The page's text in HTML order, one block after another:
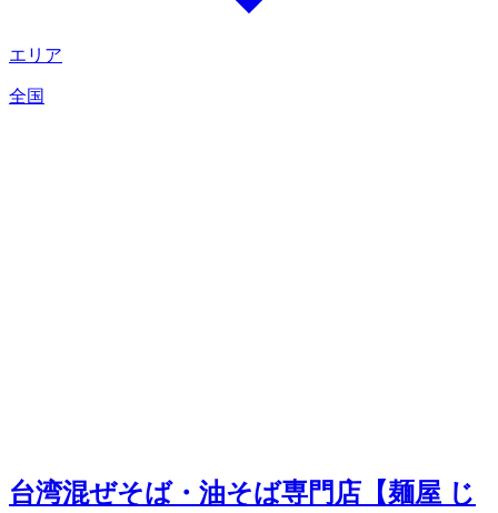
エリア
全国
台湾混ぜそば・油そば専門店【麺屋 じ